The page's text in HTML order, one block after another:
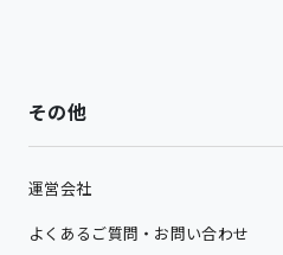
その他
運営会社
よくあるご質問・お問い合わせ